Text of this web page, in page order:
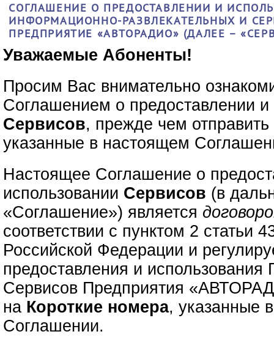
СОГЛАШЕНИЕ О ПРЕДОСТАВЛЕНИИ И
ИНФОРМАЦИОННО-РАЗВЛЕКАТЕЛЬНЫХ И
ПРЕДПРИЯТИЕ «АВТОРАДИО» (ДАЛЕЕ –
Уважаемые Абоненты!
Просим Вас внимательно
Соглашением о предоставлении и
Сервисов, прежде чем
указанные в настоящем
Настоящее Соглашение о
использовании Сервисов (в
«Соглашение») является
соответствии с пунктом 2 статьи
Российской Федерации и
предоставления и использования
Сервисов Предприятия
на Короткие номера, указанные
Соглашении.